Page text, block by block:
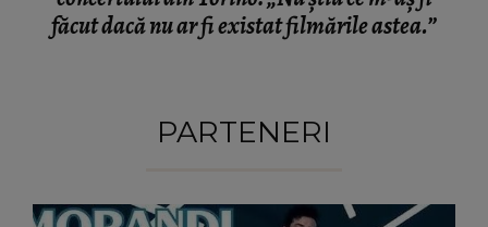
făcut dacă nu ar fi existat filmările astea.”
PARTENERI